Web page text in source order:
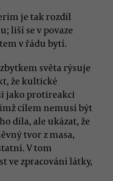
je tak rozdíl
liší se v povaze
v řádu bytí.
světa rýsuje
že kultické
jako protireakci
cílem nemusí být
díla, ale ukázat, že
tvor z masa,
V tom
ve zpracování látky,